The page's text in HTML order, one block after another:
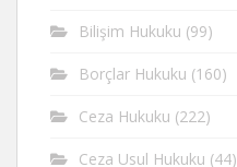
Bilişim Hukuku (99)
Borçlar Hukuku (160)
Ceza Hukuku (222)
Ceza Usul Hukuku (44)